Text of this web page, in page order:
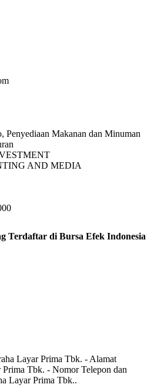
Penyediaan Makanan dan Minuman
AND MEDIA
Terdaftar di Bursa Efek Indonesia
Layar Prima Tbk. - Alamat
Prima Tbk. - Nomor Telepon dan
Layar Prima Tbk..